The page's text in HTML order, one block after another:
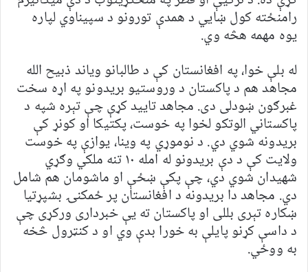
رامنځته کول ښايي د همدې تورونو د سپیناوي لپاره
یوه مهمه هڅه وي.
له بلې خوا، په افغانستان کې د طالبانو ویاند ذبیح الله
مجاهد هم د پاکستان د وروستیو بریدونو په اړه سخت
غبرګون ښودلی دی. مجاهد تایید کړې چې تېره شپه د
پاکستاني الوتکو لخوا په خوست، پکتیکا او کونړ کې
بریدونه شوي دي. د نوموړي په وینا، یوازې په خوست
ولایت کې د دې بریدونو له امله ۱۰ تنه ملکي وګړي
شهیدان شوي دي، چې پکې ښځې او ماشومان هم شامل
دي. مجاهد دا بریدونه د افغانستان پر ځمکنۍ بشپړتیا
ښکاره تېری بللی او پاکستان ته یې خبرداری ورکړی چې
د داسې کړنو پایلې به خورا بدې وي او د کنټرول څخه
به ووځي.